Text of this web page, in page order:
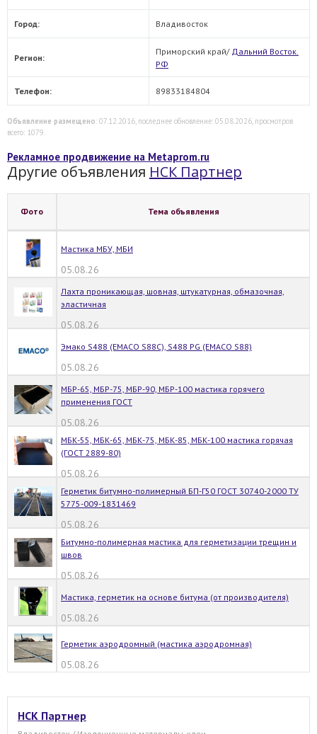
Город: Владивосток
Регион:
Приморский край/ Дальний Восток.
РФ
Телефон: 89833184804
Объявление размещено: 07.12.2016, последнее обновление: 05.08.2026, просмотров
всего: 1079.
Рекламное продвижение на Metaprom.ru
Другие объявления НСК Партнер
Фото Тема объявления
Мастика МБУ, МБИ
05.08.26
Лахта проникающая, шовная, штукатурная, обмазочная,
эластичная
05.08.26
Эмако S488 (EMACO S88C), S488 PG (EMACO S88)
05.08.26
МБР-65, МБР-75, МБР-90, МБР-100 мастика горячего
применения ГОСТ
05.08.26
МБК-55, МБК-65, МБК-75, МБК-85, МБК-100 мастика горячая
(ГОСТ 2889-80)
05.08.26
Герметик битумно-полимерный БП-Г50 ГОСТ 30740-2000 ТУ
5775-009-1831469
05.08.26
Битумно-полимерная мастика для герметизации трещин и
швов
05.08.26
Мастика, герметик на основе битума (от производителя)
05.08.26
Герметик аэродромный (мастика аэродромная)
05.08.26
НСК Партнер